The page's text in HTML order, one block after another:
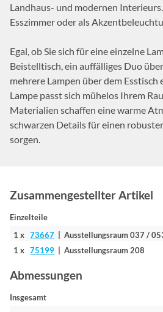
Landhaus- und modernen
Esszimmer oder als
Egal, ob Sie sich für eine einzelne
Beistelltisch, ein auffälliges Duo
mehrere Lampen über dem Esstisch
Lampe passt sich mühelos Ihrem
Materialien schaffen eine warme
schwarzen Details für einen
sorgen.
Zusammengestellter Artikel
Einzelteile
1 x73667 | Ausstellungsraum 037 /
1 x75199 | Ausstellungsraum 208
Abmessungen
Insgesamt